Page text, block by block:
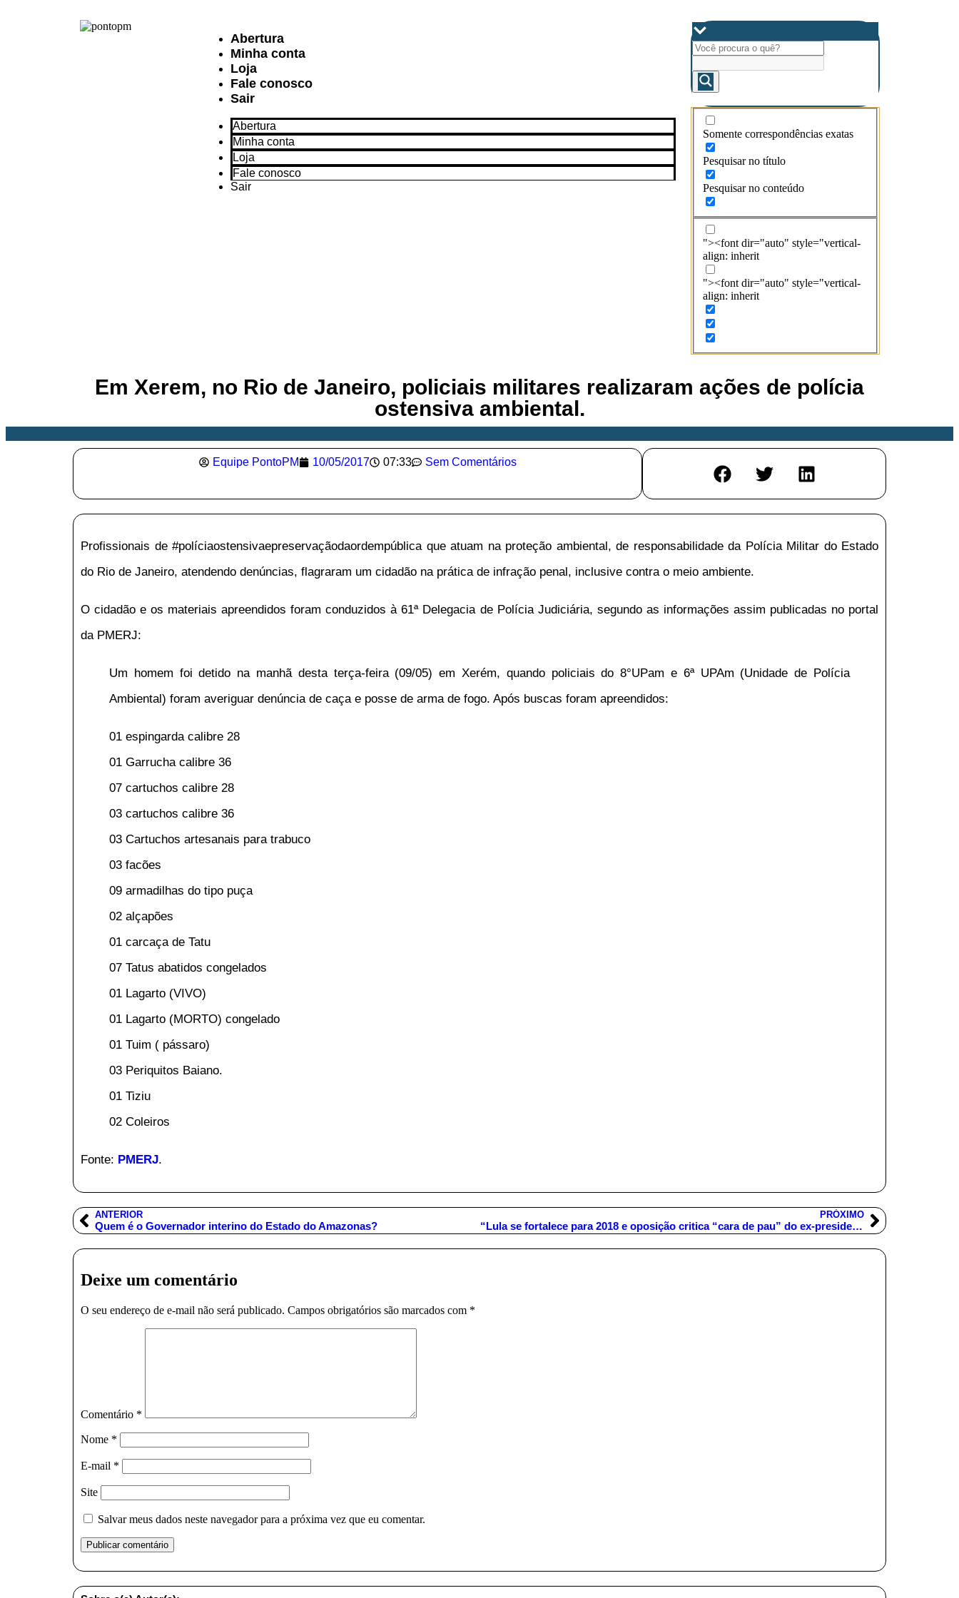
Abertura
Minha conta
Loja
Fale conosco
Sair
Abertura
Minha conta
Loja
Fale conosco
Sair
Somente correspondências exatas
Pesquisar no título
Pesquisar no conteúdo
"><font dir="auto" style="vertical-
align: inherit
"><font dir="auto" style="vertical-
align: inherit
Em Xerem, no Rio de Janeiro, policiais militares realizaram ações de polícia
ostensiva ambiental.
Equipe PontoPM 10/05/2017 07:33 Sem Comentários
Profissionais de #políciaostensivaepreservaçãodaordempública que atuam na proteção ambiental, de responsabilidade da Polícia Militar do Estado
do Rio de Janeiro, atendendo denúncias, flagraram um cidadão na prática de infração penal, inclusive contra o meio ambiente.
O cidadão e os materiais apreendidos foram conduzidos à 61ª Delegacia de Polícia Judiciária, segundo as informações assim publicadas no portal
da PMERJ:
Um homem foi detido na manhã desta terça-feira (09/05) em Xerém, quando policiais do 8°UPam e 6ª UPAm (Unidade de Polícia
Ambiental) foram averiguar denúncia de caça e posse de arma de fogo. Após buscas foram apreendidos:
01 espingarda calibre 28
01 Garrucha calibre 36
07 cartuchos calibre 28
03 cartuchos calibre 36
03 Cartuchos artesanais para trabuco
03 facões
09 armadilhas do tipo puça
02 alçapões
01 carcaça de Tatu
07 Tatus abatidos congelados
01 Lagarto (VIVO)
01 Lagarto (MORTO) congelado
01 Tuim ( pássaro)
03 Periquitos Baiano.
01 Tiziu
02 Coleiros
Fonte: PMERJ.
ANTERIOR
Quem é o Governador interino do Estado do Amazonas?
PRÓXIMO
“Lula se fortalece para 2018 e oposição critica “cara de pau” do ex-presidente”.
Deixe um comentário
O seu endereço de e-mail não será publicado. Campos obrigatórios são marcados com *
Comentário *
Nome *
E-mail *
Site
Salvar meus dados neste navegador para a próxima vez que eu comentar.